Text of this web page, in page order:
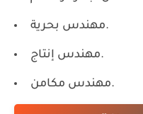
مهندس بحرية.
مهندس إنتاج.
مهندس مكامن.